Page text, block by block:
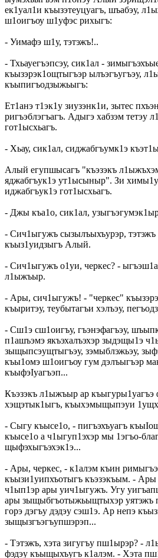
ек1уал1и къызэтеуцуагъ, шъабэу,
ш1оигъоу ш1уфэс рихыгъ:
- Уимафэ ш1у, тэтэжъ!..
- Тхьауегъэпсэу, сик1ал -
къызэрэк1ощтыгъэр ылъэгъугъэу,
къыпигъодзыжьыгъ:
Ет1анэ т1эк1у зиузэнк1и, зытес
ригъэблэгъагъ. Адыгэ хабзэм тетэу
гот1ысхьагъ.
- Хьау, сик1ал, сиджабгъумк1э
Алый егупшысагъ "къэзэкъ
яджабгъук1э ут1ысыныр". Зи
иджабгъук1э гот1ысхьагъ.
- Джы къа1о, сик1ал,
- Сич1ыгужъ сызылъыхъурэр, тэтэжъ
къыз1уидзыгъ Алый.
- Сич1ыгужъ о1уи, черкес? -
л1ыжъыр.
- Ары, сич1ыгужъ! - "черкес"
къыритэу, теубытагъи хэлъэу,
- Сш1э сш1оигъу, гъэнэфагъэу,
п1ашъэмэ якъэхалъэхэр зыдэщы1э
зыщыпсэущтыгъэу, зэмыблэжьэу,
къы1омэ ш1оигъоу гум дэлъыгъэр
къыфэIуагъэп...
Къэзэкъ л1ыжъыр ар къыгуры1уагъэ
хэщэтык1ыгъ, къыхэмыщыпэуи
- Сыгу къысе1о, - пигъэхъуагъ
къысе1о а ч1ыгуп1эхэр мы 1эгъо-
щыфэхыгъэхэк1э...
- Ары, черкес, - к1алэм къин
къызи1уипхъотыгъ къэзэкъым. -
ч1ып1эр ары уич1ыгужъ. Угу
ары зыщыбгъотыжьыщтыхэр уятэжъ
горэ дэгъу дэдэу сэш1э. Ар непэ
зыщызгъэгъупшэрэп...
- Тэтэжъ, хэта зигугъу пш1ырэр? -
фэдэу къыщыхъугъ к1алэм. - Хэта